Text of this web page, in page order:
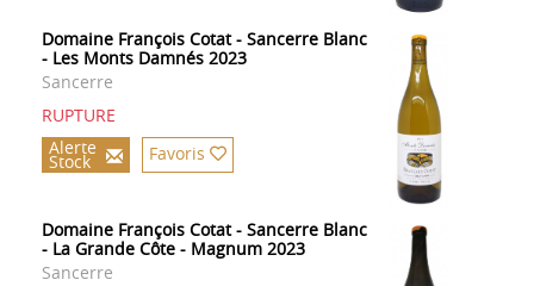
Domaine François Cotat - Sancerre Blanc
- Les Monts Damnés 2023
Sancerre
RUPTURE
Alerte
Stock Favoris
Domaine François Cotat - Sancerre Blanc
- La Grande Côte - Magnum 2023
Sancerre